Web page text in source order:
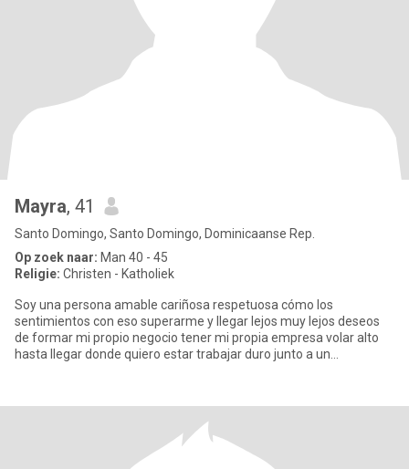
Mayra, 41
Santo Domingo, Santo Domingo, Dominicaanse Rep.
Op zoek naar: Man 40 - 45
Religie: Christen - Katholiek
Soy una persona amable cariñosa respetuosa cómo los
sentimientos con eso superarme y llegar lejos muy lejos deseos
de formar mi propio negocio tener mi propia empresa volar alto
hasta llegar donde quiero estar trabajar duro junto a un